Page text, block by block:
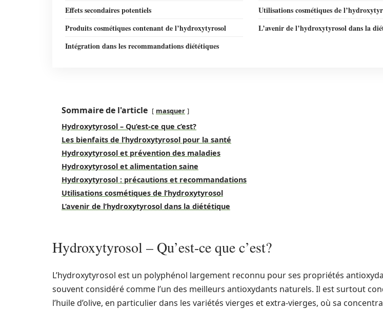
Effets secondaires potentiels
Utilisations cosmétiques de
Produits cosmétiques contenant de l’hydroxytyrosol
L’avenir de l’hydroxytyrosol dans la
Intégration dans les recommandations diététiques
Sommaire de l'article masquer
Hydroxytyrosol – Qu’est-ce que c’est?
Les bienfaits de l’hydroxytyrosol pour la santé
Hydroxytyrosol et prévention des maladies
Hydroxytyrosol et alimentation saine
Hydroxytyrosol : précautions et recommandations
Utilisations cosmétiques de l’hydroxytyrosol
L’avenir de l’hydroxytyrosol dans la diététique
Hydroxytyrosol – Qu’est-ce que c’est?
L’hydroxytyrosol est un polyphénol largement reconnu pour ses propriétés
souvent considéré comme l’un des meilleurs antioxydants naturels. Il est surtout
l’huile d’olive, en particulier dans les variétés vierges et extra-vierges, où sa